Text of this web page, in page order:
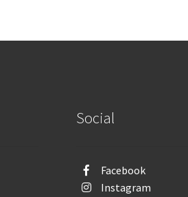
Social
Facebook
Instagram